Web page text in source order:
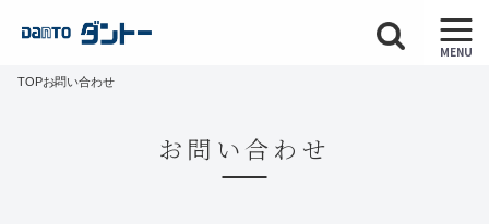
MENU
TOPお問い合わせ
お問い合わせ